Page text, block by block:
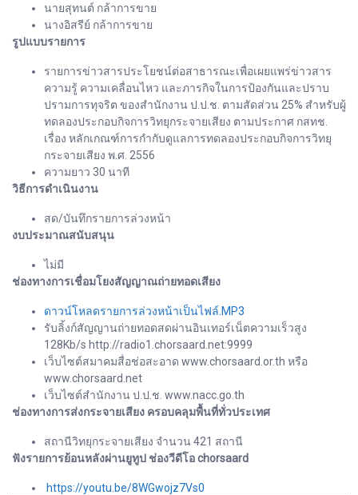
นายสุทนต์ กล้าการขาย
นางอิสรีย์ กล้าการขาย
รูปแบบรายการ
รายการข่าวสารประโยชน์ต่อสาธารณะเพื่อเผยแพร่ข่าวสาร
ความรู้ ความเคลื่อนไหว และภารกิจในการป้องกันและปราบ
ปรามการทุจริต ของสำนักงาน ป.ป.ช. ตามสัดส่วน 25% สำหรับผู้
ทดลองประกอบกิจการวิทยุกระจายเสียง ตามประกาศ กสทช.
เรื่อง หลักเกณฑ์การกำกับดูแลการทดลองประกอบกิจการวิทยุ
กระจายเสียง พ.ศ. 2556
ความยาว 30 นาที
วิธีการดำเนินงาน
สด/บันทึกรายการล่วงหน้า
งบประมาณสนับสนุน
ไม่มี
ช่องทางการเชื่อมโยงสัญญาณถ่ายทอดเสียง
ดาวน์โหลดรายการล่วงหน้าเป็นไฟล์.MP3
รับลิ้งก์สัญญานถ่ายทอดสดผ่านอินเทอร์เน็ตความเร็วสูง
128Kb/s http://radio1.chorsaard.net:9999
เว็บไซต์สมาคมสื่อช่อสะอาด www.chorsaard.or.th หรือ
www.chorsaard.net
เว็บไซต์สำนักงาน ป.ป.ช. www.nacc.go.th
ช่องทางการส่งกระจายเสียง ครอบคลุมพื้นที่ทั่วประเทศ
สถานีวิทยุกระจายเสียง จำนวน 421 สถานี
ฟังรายการย้อนหลังผ่านยูทูป ช่องวีดีโอ chorsaard
https://youtu.be/8WGwojz7Vs0